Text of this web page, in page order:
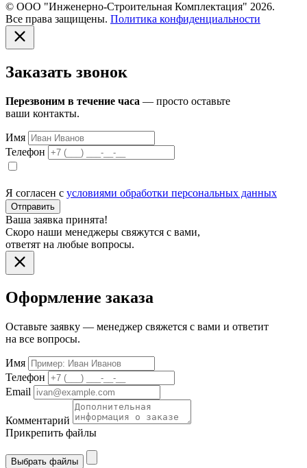
© ООО "Инженерно-Строительная Комплектация" 2026.
Все права защищены. Политика конфиденциальности
Заказать звонок
Перезвоним в течение часа — просто оставьте
ваши контакты.
Имя
Телефон
Я согласен с условиями обработки персональных данных
Отправить
Ваша заявка принята!
Скоро наши менеджеры свяжутся с вами,
ответят на любые вопросы.
Оформление заказа
Оставьте заявку — менеджер свяжется с вами и ответит
на все вопросы.
Имя
Телефон
Email
Комментарий
Прикрепить файлы
Выбрать файлы